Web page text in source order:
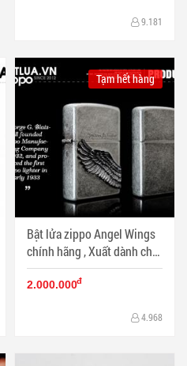
9.181
Bật lửa zippo Angel Wings
chính hãng , Xuất dành cho
thị trường nhật bản
Tạm hết hàng
2.000.000đ
4.968